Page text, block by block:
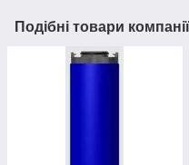
Подібні товари компанії